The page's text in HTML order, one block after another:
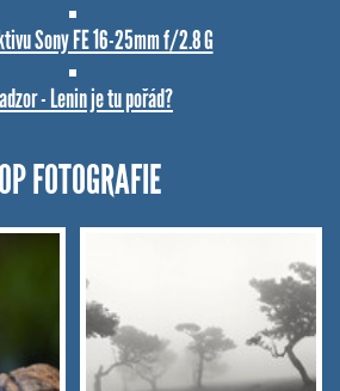
Sony FE 16-25mm f/2.8 G
- Lenin je tu pořád?
FOTOGRAFIE